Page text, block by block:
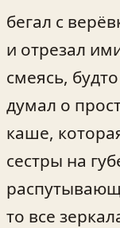
бегал с
и отрезал
смеясь,
думал о
каше,
сестры на
то все